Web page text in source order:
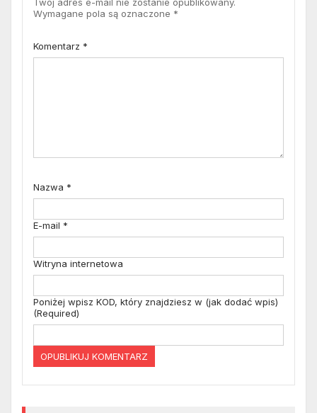
Twój adres e-mail nie zostanie opublikowany.
Wymagane pola są oznaczone *
Komentarz *
Nazwa *
E-mail *
Witryna internetowa
Poniżej wpisz KOD, który znajdziesz w (jak dodać wpis)
(Required)